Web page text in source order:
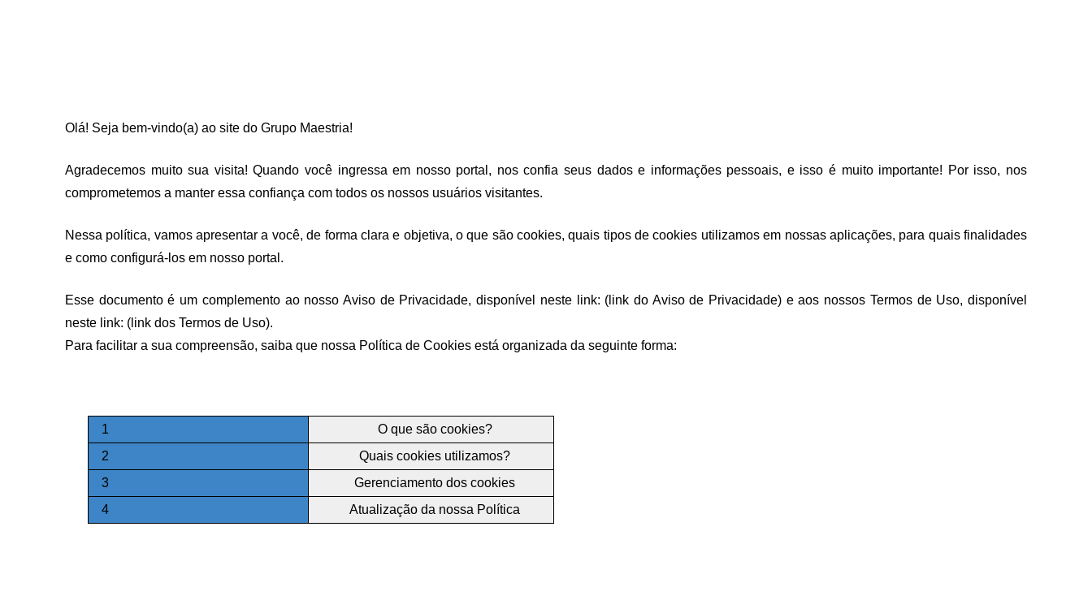
Olá! Seja bem-vindo(a) ao site do Grupo Maestria!
Agradecemos muito sua visita! Quando você ingressa em nosso portal, nos confia seus dados e informações pessoais, e isso é muito importante! Por isso, nos
comprometemos a manter essa confiança com todos os nossos usuários visitantes.
Nessa política, vamos apresentar a você, de forma clara e objetiva, o que são cookies, quais tipos de cookies utilizamos em nossas aplicações, para quais finalidades
e como configurá-los em nosso portal.
Esse documento é um complemento ao nosso Aviso de Privacidade, disponível neste link: (link do Aviso de Privacidade) e aos nossos Termos de Uso, disponível
neste link: (link dos Termos de Uso).
Para facilitar a sua compreensão, saiba que nossa Política de Cookies está organizada da seguinte forma:
1
O que são cookies?
2
Quais cookies utilizamos?
3
Gerenciamento dos cookies
4
Atualização da nossa Política